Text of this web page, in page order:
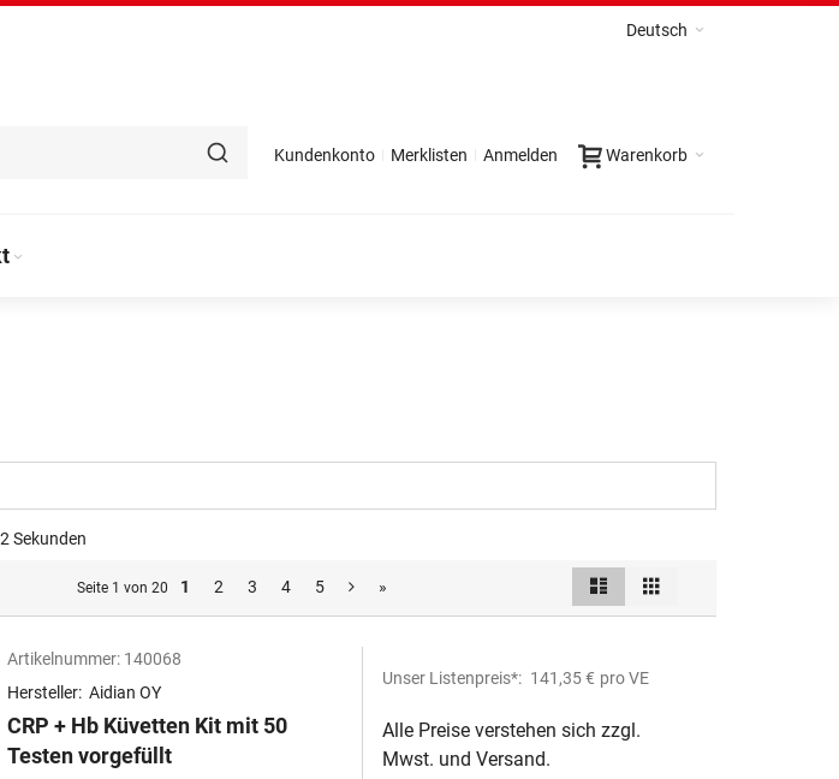
Deutsch
Warenkorb
Kundenkonto Merklisten Anmelden
Sekunden
Seite 1 von 20 1 2 3 4 5 » Ansicht
Artikelnummer: 140068
Hersteller: Aidian OY
CRP + Hb Küvetten Kit mit 50
Testen vorgefüllt
Unser Listenpreis*: 141,35 € pro VE
Alle Preise verstehen sich zzgl.
Mwst. und Versand.